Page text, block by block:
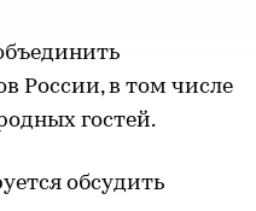
России, в том числе
гостей.
обсудить